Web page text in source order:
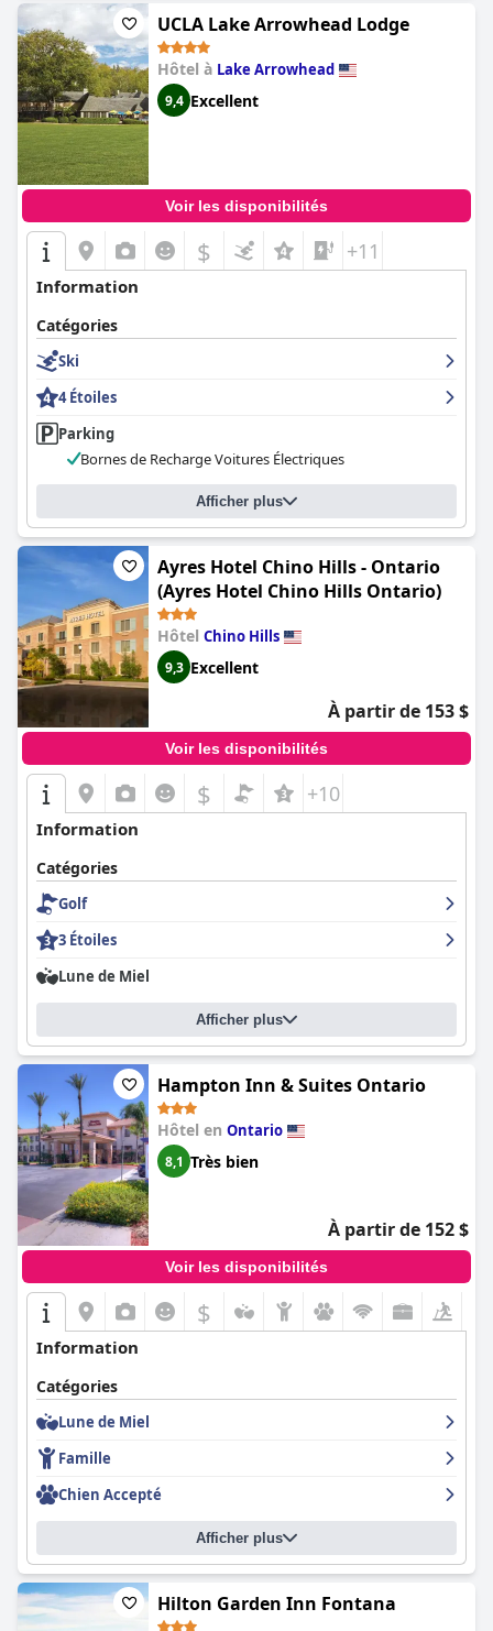
UCLA Lake Arrowhead Lodge
Hôtel à Lake Arrowhead
9,4 Excellent
Voir les disponibilités
$ +11
Information
Catégories
Ski
4 Étoiles
Parking
Bornes de Recharge Voitures Électriques
Afficher plus
Ayres Hotel Chino Hills - Ontario
(Ayres Hotel Chino Hills Ontario)
Hôtel Chino Hills
9,3 Excellent
À partir de 153 $
Voir les disponibilités
$ +10
Information
Catégories
Golf
3 Étoiles
Lune de Miel
Afficher plus
Hampton Inn & Suites Ontario
Hôtel en Ontario
8,1 Très bien
À partir de 152 $
Voir les disponibilités
$
Information
Catégories
Lune de Miel
Famille
Chien Accepté
Afficher plus
Hilton Garden Inn Fontana